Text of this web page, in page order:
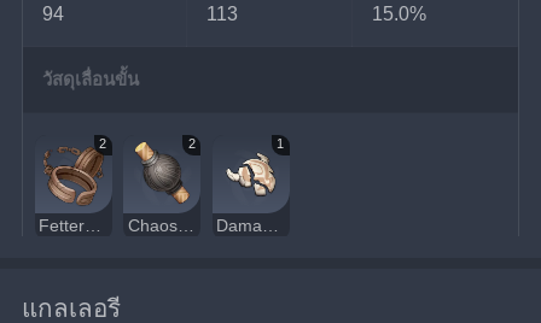
94 113 15.0%
วัสดุเลื่อนขั้น
2
Fetters of the Dandelion Gladiator
2
Chaos Device
1
Damaged Mask
แกลเลอรี